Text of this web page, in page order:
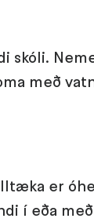
skóli.
með
er
í eða